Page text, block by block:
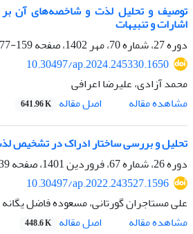
توصیف و تحلیل لذت و شاخصه‌های آن بر
اشارات و تنبیهات
دوره 27، شماره 70، مهر 1402، صفحه
159-177
10.30497/ap.2024.245330.1650
محمد آزادی، علیرضا اعرافی
مشاهده مقاله
اصل مقاله 641.96 K
تحلیل و بررسی ساختار ادراک در تشخیص
دوره 26، شماره 67، فروردین 1401، صفحه
10.30497/ap.2022.243527.1596
علی مستاجران گورتانی، مسعوده فاضل یگانه
مشاهده مقاله
اصل مقاله 448.6 K